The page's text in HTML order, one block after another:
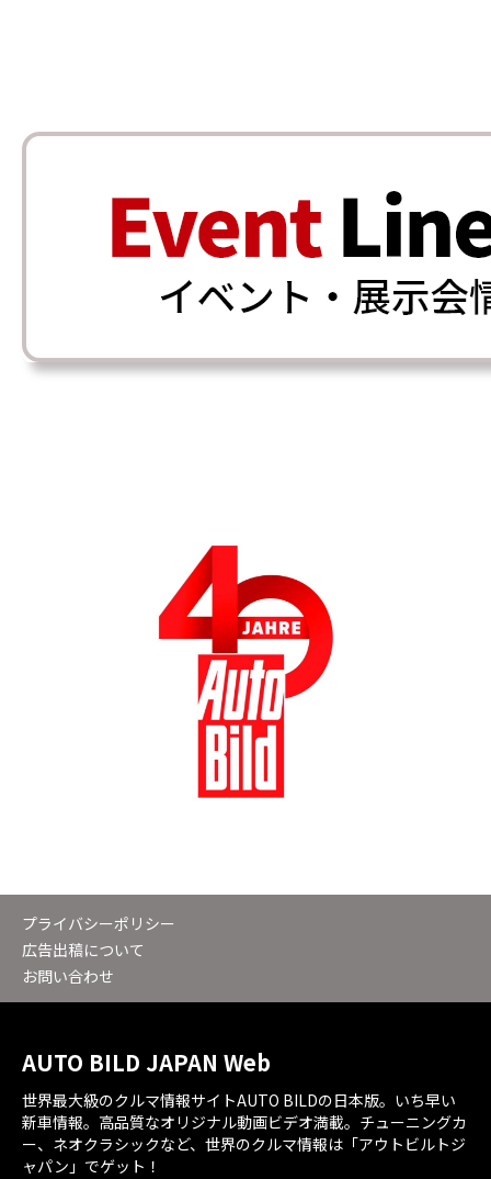
プライバシーポリシー
広告出稿について
お問い合わせ
AUTO BILD JAPAN Web
世界最大級のクルマ情報サイトAUTO BILDの日本版。いち早い
新車情報。高品質なオリジナル動画ビデオ満載。チューニングカ
ー、ネオクラシックなど、世界のクルマ情報は「アウトビルトジ
ャパン」でゲット！